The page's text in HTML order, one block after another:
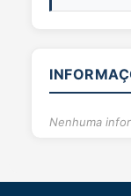
Nenhuma